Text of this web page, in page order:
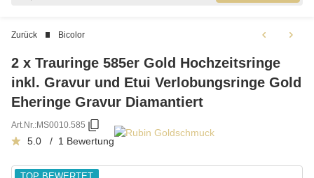
Zurück Bicolor
2 x Trauringe 585er Gold Hochzeitsringe
inkl. Gravur und Etui Verlobungsringe Gold
Eheringe Gravur Diamantiert
Art.Nr.:MS0010.585
5.0 / 1 Bewertung